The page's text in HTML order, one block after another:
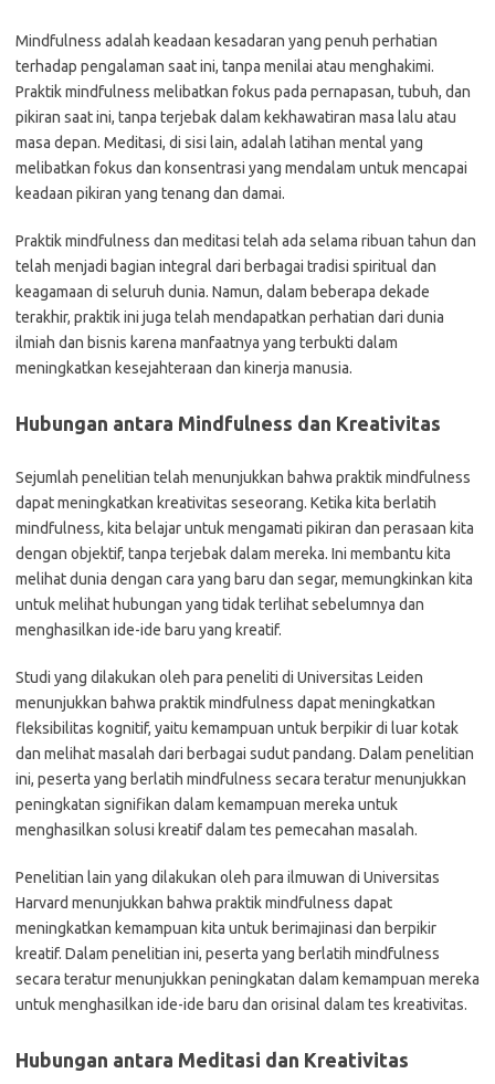
Mindfulness adalah keadaan kesadaran yang penuh perhatian
terhadap pengalaman saat ini, tanpa menilai atau menghakimi.
Praktik mindfulness melibatkan fokus pada pernapasan, tubuh, dan
pikiran saat ini, tanpa terjebak dalam kekhawatiran masa lalu atau
masa depan. Meditasi, di sisi lain, adalah latihan mental yang
melibatkan fokus dan konsentrasi yang mendalam untuk mencapai
keadaan pikiran yang tenang dan damai.
Praktik mindfulness dan meditasi telah ada selama ribuan tahun dan
telah menjadi bagian integral dari berbagai tradisi spiritual dan
keagamaan di seluruh dunia. Namun, dalam beberapa dekade
terakhir, praktik ini juga telah mendapatkan perhatian dari dunia
ilmiah dan bisnis karena manfaatnya yang terbukti dalam
meningkatkan kesejahteraan dan kinerja manusia.
Hubungan antara Mindfulness dan Kreativitas
Sejumlah penelitian telah menunjukkan bahwa praktik mindfulness
dapat meningkatkan kreativitas seseorang. Ketika kita berlatih
mindfulness, kita belajar untuk mengamati pikiran dan perasaan kita
dengan objektif, tanpa terjebak dalam mereka. Ini membantu kita
melihat dunia dengan cara yang baru dan segar, memungkinkan kita
untuk melihat hubungan yang tidak terlihat sebelumnya dan
menghasilkan ide-ide baru yang kreatif.
Studi yang dilakukan oleh para peneliti di Universitas Leiden
menunjukkan bahwa praktik mindfulness dapat meningkatkan
fleksibilitas kognitif, yaitu kemampuan untuk berpikir di luar kotak
dan melihat masalah dari berbagai sudut pandang. Dalam penelitian
ini, peserta yang berlatih mindfulness secara teratur menunjukkan
peningkatan signifikan dalam kemampuan mereka untuk
menghasilkan solusi kreatif dalam tes pemecahan masalah.
Penelitian lain yang dilakukan oleh para ilmuwan di Universitas
Harvard menunjukkan bahwa praktik mindfulness dapat
meningkatkan kemampuan kita untuk berimajinasi dan berpikir
kreatif. Dalam penelitian ini, peserta yang berlatih mindfulness
secara teratur menunjukkan peningkatan dalam kemampuan mereka
untuk menghasilkan ide-ide baru dan orisinal dalam tes kreativitas.
Hubungan antara Meditasi dan Kreativitas